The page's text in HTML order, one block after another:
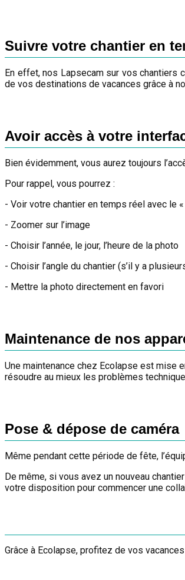
Suivre votre chantier en
En effet, nos Lapsecam sur vos chantiers
de vos destinations de vacances grâce à
Avoir accès à votre
Bien évidemment, vous aurez toujours
Pour rappel, vous pourrez :
- Voir votre chantier en temps réel avec le «
- Zoomer sur l’image
- Choisir l’année, le jour, l’heure de la photo
- Choisir l’angle du chantier (s’il y a
- Mettre la photo directement en favori
Maintenance de nos
Une maintenance chez Ecolapse est mise
résoudre au mieux les problèmes
Pose & dépose de caméra
Même pendant cette période de fête,
De même, si vous avez un nouveau
votre disposition pour commencer une
Grâce à Ecolapse, profitez de vos